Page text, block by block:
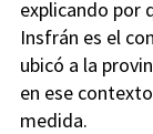
explicando por
Insfrán es el
ubicó a la
en ese
medida.